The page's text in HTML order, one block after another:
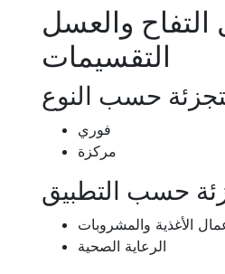
والعسل
التقسيمات
حسب النوع
فوري
مركزة
حسب التطبيق
الأغذية والمشروبات
الرعاية الصحية